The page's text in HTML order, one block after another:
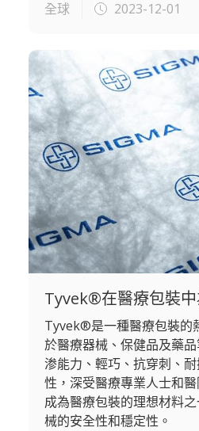
全球
2023-12-01
Tyvek®在醫療包裝中
Tyvek®是一種醫療包裝的
於醫療器械、保健品及藥
渗能力、輕巧、抗穿刺、
性，深受醫療專業人士和
成為醫療包裝的理想材料
械的安全性和穩定性。